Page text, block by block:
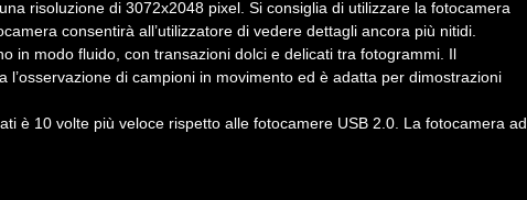
risoluzione di 3072x2048 pixel. Si consiglia di utilizzare la fotocamera
consentirà all’utilizzatore di vedere dettagli ancora più nitidi.
in modo fluido, con transazioni dolci e delicati tra fotogrammi. Il
di campioni in movimento ed è adatta per dimostrazioni
è 10 volte più veloce rispetto alle fotocamere USB 2.0. La fotocamera ad